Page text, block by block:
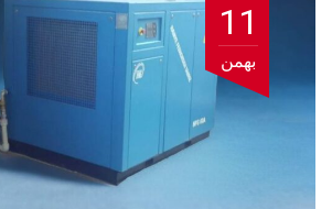
11
بهمن